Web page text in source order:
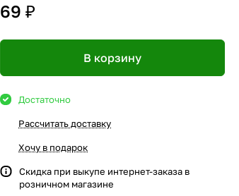
69 ₽
В корзину
Достаточно
Рассчитать доставку
Хочу в подарок
Скидка при выкупе интернет-заказа в
розничном магазине